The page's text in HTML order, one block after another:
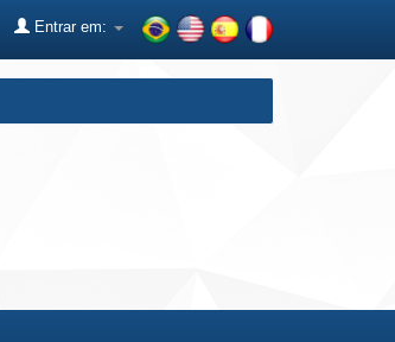
Entrar em: